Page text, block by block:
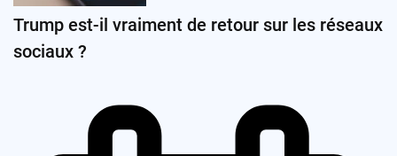
Trump est-il vraiment de retour sur les réseaux
sociaux ?